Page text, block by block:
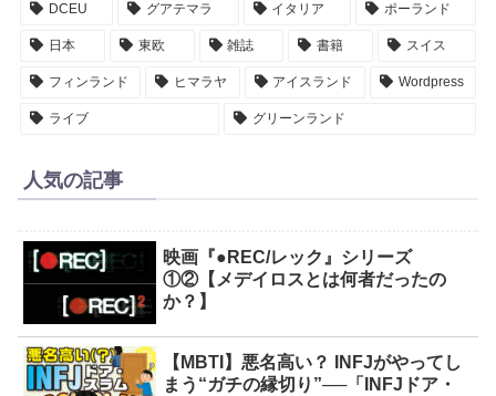
DCEU グアテマラ イタリア ポーランド
日本 東欧 雑誌 書籍 スイス
フィンランド ヒマラヤ アイスランド Wordpress
ライブ グリーンランド
人気の記事
映画『●REC/レック』シリーズ
①②【メデイロスとは何者だったの
か？】
【MBTI】悪名高い？ INFJがやってし
まう“ガチの縁切り”──「INFJドア・